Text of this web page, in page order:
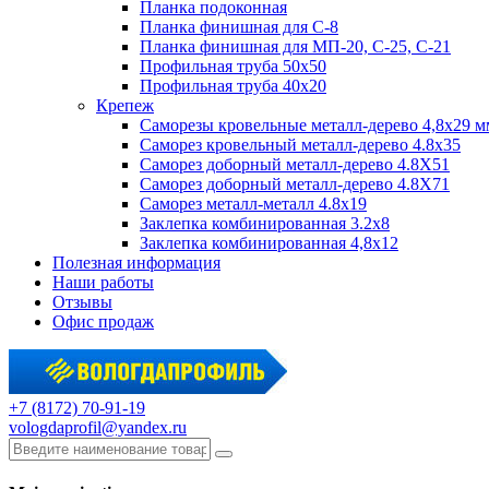
Планка подоконная
Планка финишная для С-8
Планка финишная для МП-20, С-25, С-21
Профильная труба 50x50
Профильная труба 40x20
Крепеж
Саморезы кровельные металл-дерево 4,8х29
Саморез кровельный металл-дерево 4.8x35
Саморез доборный металл-дерево 4.8X51
Саморез доборный металл-дерево 4.8X71
Саморез металл-металл 4.8x19
Заклепка комбинированная 3.2x8
Заклепка комбинированная 4,8x12
Полезная информация
Наши работы
Отзывы
Офис продаж
+7 (8172) 70-91-19
vologdaprofil@yandex.ru